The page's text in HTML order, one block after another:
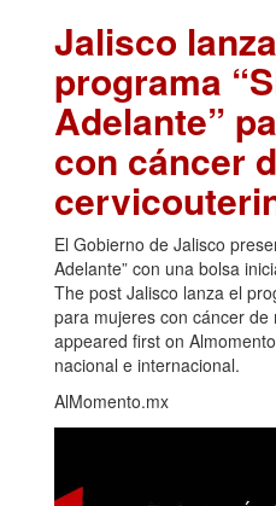
Jalisco
programa
Adelante”
con cáncer
El Gobierno de Jalisco
Adelante” con una bolsa
The post Jalisco lanza el
para mujeres con cáncer de
appeared first on
nacional e internacional.
AlMomento.mx